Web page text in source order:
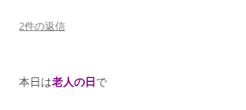
2件の返信
本日は老人の日で